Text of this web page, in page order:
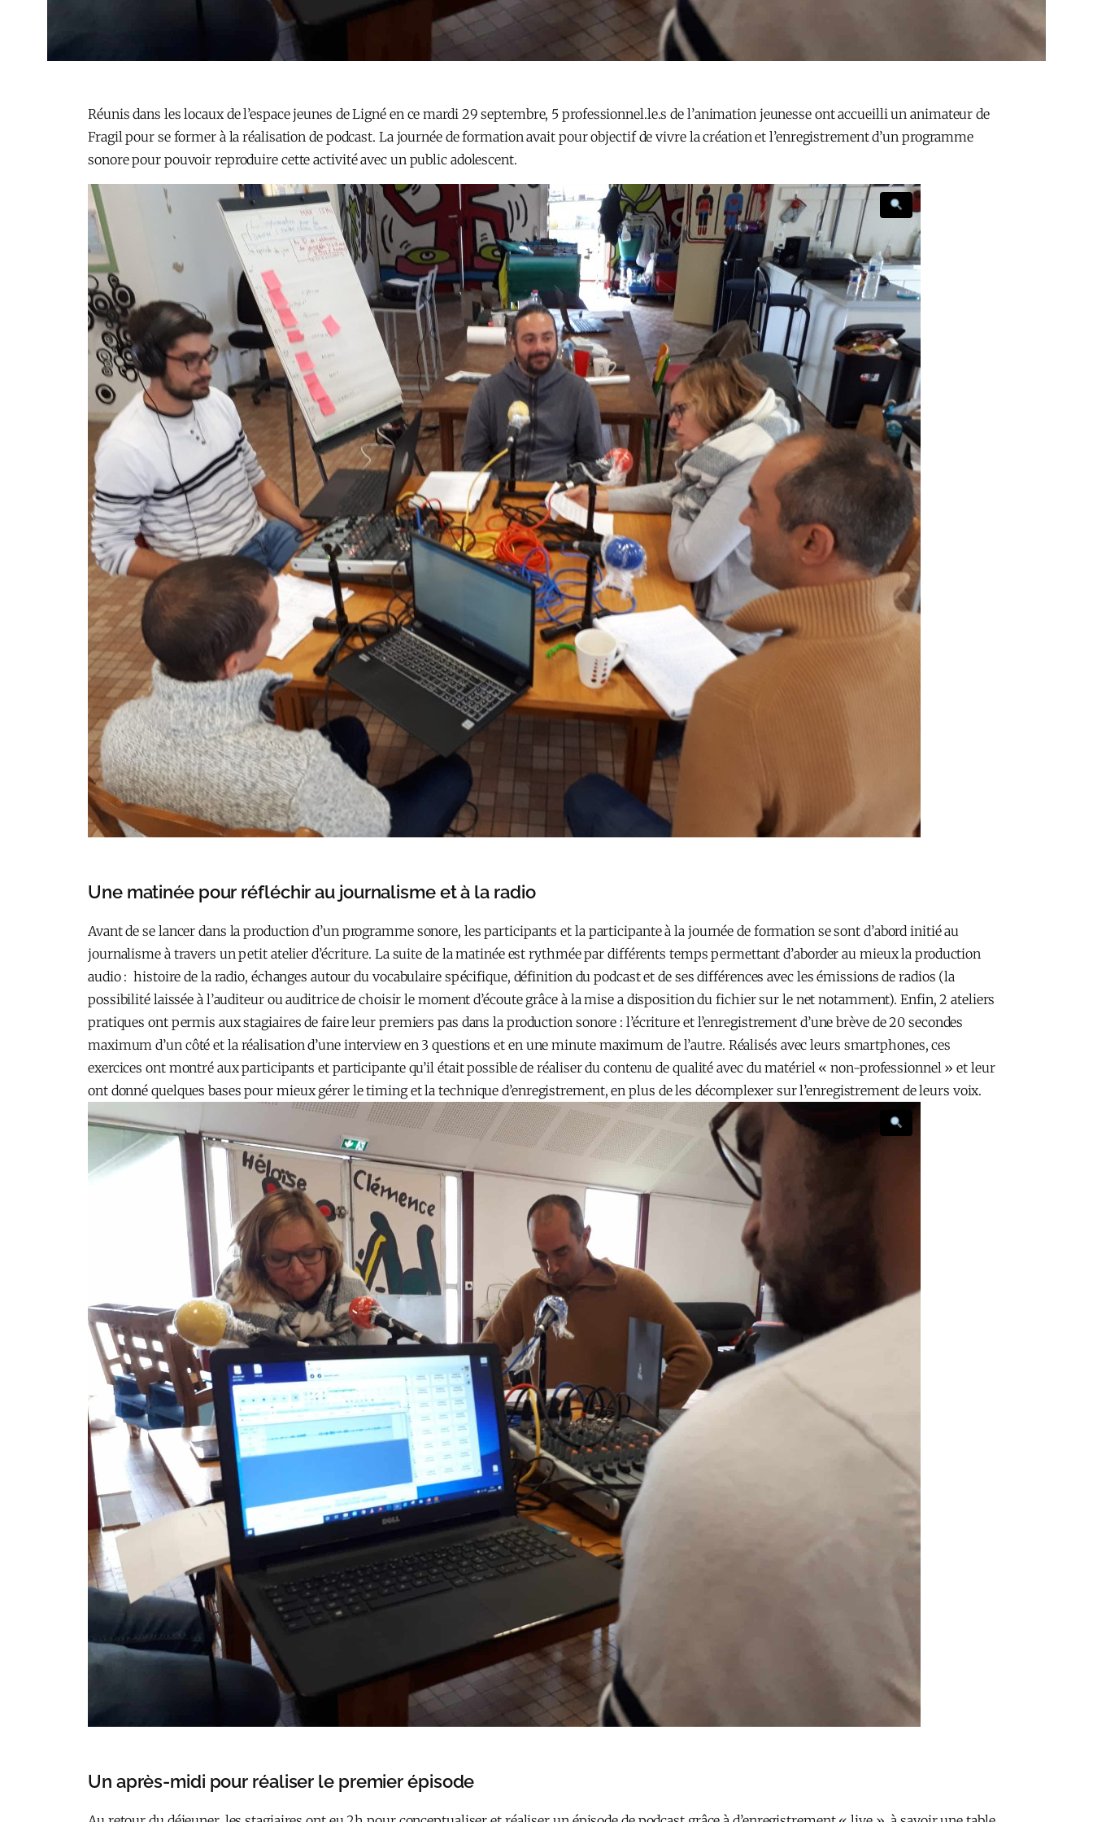
Réunis dans les locaux de l’espace jeunes de Ligné en ce mardi 29 septembre, 5 professionnel.le.s de l’animation jeunesse ont accueilli un animateur de
Fragil pour se former à la réalisation de podcast. La journée de formation avait pour objectif de vivre la création et l’enregistrement d’un programme
sonore pour pouvoir reproduire cette activité avec un public adolescent.
Une matinée pour réfléchir au journalisme et à la radio
Avant de se lancer dans la production d’un programme sonore, les participants et la participante à la journée de formation se sont d’abord initié au
journalisme à travers un petit atelier d’écriture. La suite de la matinée est rythmée par différents temps permettant d’aborder au mieux la production
audio : histoire de la radio, échanges autour du vocabulaire spécifique, définition du podcast et de ses différences avec les émissions de radios (la
possibilité laissée à l’auditeur ou auditrice de choisir le moment d’écoute grâce à la mise a disposition du fichier sur le net notamment). Enfin, 2 ateliers
pratiques ont permis aux stagiaires de faire leur premiers pas dans la production sonore : l’écriture et l’enregistrement d’une brève de 20 secondes
maximum d’un côté et la réalisation d’une interview en 3 questions et en une minute maximum de l’autre. Réalisés avec leurs smartphones, ces
exercices ont montré aux participants et participante qu’il était possible de réaliser du contenu de qualité avec du matériel « non-professionnel » et leur
ont donné quelques bases pour mieux gérer le timing et la technique d’enregistrement, en plus de les décomplexer sur l’enregistrement de leurs voix.
Un après-midi pour réaliser le premier épisode